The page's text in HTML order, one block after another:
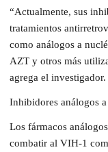
“Actualmente, sus
tratamientos
como análogos a
AZT y otros más
agrega el investigador.
Inhibidores análogos
Los fármacos
combatir al VIH-1